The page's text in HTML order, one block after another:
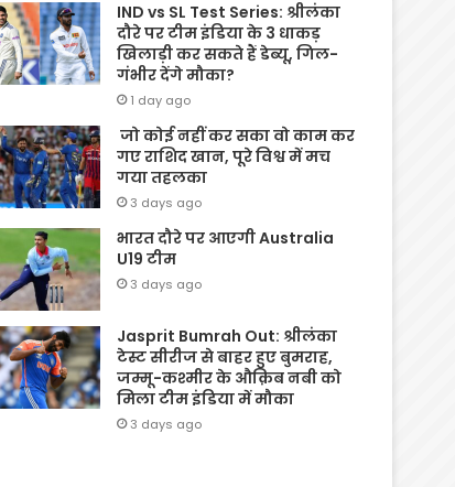
IND vs SL Test Series: श्रीलंका
दौरे पर टीम इंडिया के 3 धाकड़
खिलाड़ी कर सकते हैं डेब्यू, गिल-
गंभीर देंगे मौका?
1 day ago
जो कोई नहीं कर सका वो काम कर
गए राशिद खान, पूरे विश्व में मच
गया तहलका
3 days ago
भारत दौरे पर आएगी Australia
U19 टीम
3 days ago
Jasprit Bumrah Out: श्रीलंका
टेस्ट सीरीज से बाहर हुए बुमराह,
जम्मू-कश्मीर के औक़िब नबी को
मिला टीम इंडिया में मौका
3 days ago